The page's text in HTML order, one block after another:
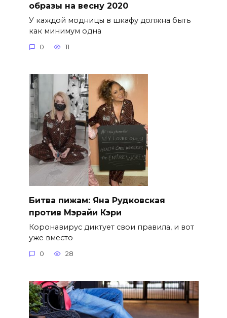
образы на весну 2020
У каждой модницы в шкафу должна быть
как минимум одна
0 11
Битва пижам: Яна Рудковская
против Мэрайи Кэри
Коронавирус диктует свои правила, и вот
уже вместо
0 28